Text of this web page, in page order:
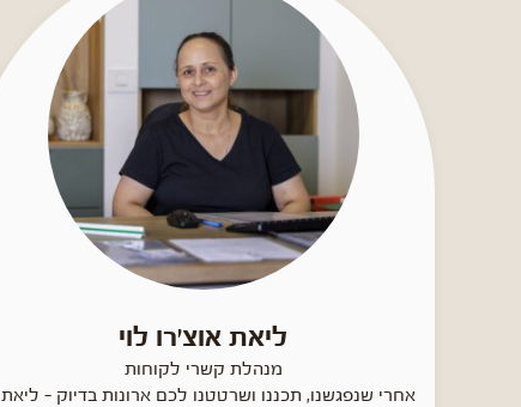
ליאת אוצ'רו לוי
מנהלת קשרי לקוחות
אחרי שנפגשנו, תכננו ושרטטנו לכם ארונות בדיוק - ליאת